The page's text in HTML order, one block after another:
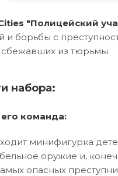
"Полицейский
и борьбы с
сбежавших из тюрьмы.
набора:
команда:
минифигурка
оружие и,
опасных